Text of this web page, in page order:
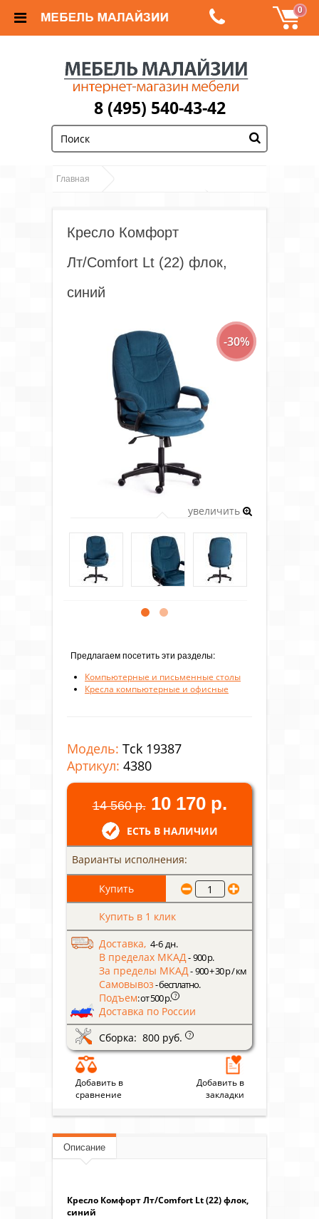
0
8 (495) 540-43-42
Главная
Комфорт Лт/Comfort Lt (22) флок, синий
Кресло Комфорт
Лт/Comfort Lt (22) флок,
синий
-30%
увеличить
Предлагаем посетить эти разделы:
Компьютерные и письменные столы
Кресла компьютерные и офисные
Модель: Tck 19387
Артикул: 4380
14 560 р. 10 170 р.
ЕСТЬ В НАЛИЧИИ
Варианты исполнения:
Купить в 1 клик
Доставка, 4-6 дн.
В пределах МКАД- 900 р.
За пределы МКАД- 900 + 30 р / км
Самовывоз- бесплатно.
Подъем: от 500 р. ?
Доставка по России
Сборка: 800 руб.
?
Добавить в
сравнение
Добавить в
закладки
Описание
Кресло Комфорт Лт/Comfort Lt (22) флок,
синий